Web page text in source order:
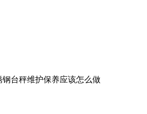
钢台秤维护保养应该怎么做